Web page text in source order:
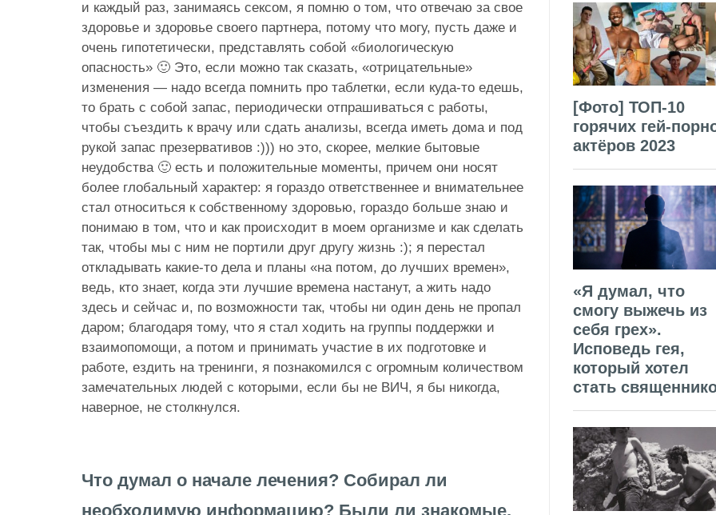
и каждый раз, занимаясь сексом, я помню о том, что отвечаю за свое
здоровье и здоровье своего партнера, потому что могу, пусть даже и
очень гипотетически, представлять собой «биологическую
опасность» 🙂 Это, если можно так сказать, «отрицательные»
изменения — надо всегда помнить про таблетки, если куда-то едешь,
то брать с собой запас, периодически отпрашиваться с работы,
чтобы съездить к врачу или сдать анализы, всегда иметь дома и под
рукой запас презервативов :))) но это, скорее, мелкие бытовые
неудобства 🙂 есть и положительные моменты, причем они носят
более глобальный характер: я гораздо ответственнее и внимательнее
стал относиться к собственному здоровью, гораздо больше знаю и
понимаю в том, что и как происходит в моем организме и как сделать
так, чтобы мы с ним не портили друг другу жизнь :); я перестал
откладывать какие-то дела и планы «на потом, до лучших времен»,
ведь, кто знает, когда эти лучшие времена настанут, а жить надо
здесь и сейчас и, по возможности так, чтобы ни один день не пропал
даром; благодаря тому, что я стал ходить на группы поддержки и
взаимопомощи, а потом и принимать участие в их подготовке и
работе, ездить на тренинги, я познакомился с огромным количеством
замечательных людей с которыми, если бы не ВИЧ, я бы никогда,
наверное, не столкнулся.
Что думал о начале лечения? Собирал ли
необходимую информацию? Были ли знакомые,
[Фото] ТОП-10
горячих гей-
актёров 2023
«Я думал, что
смогу выжечь из
себя грех».
Исповедь гея,
который хотел
стать